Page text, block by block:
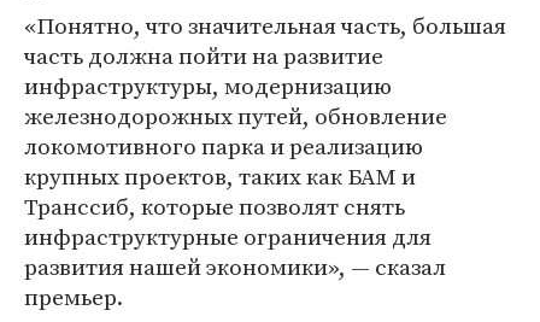
«Понятно, что значительная часть, большая
часть должна пойти на развитие
инфраструктуры, модернизацию
железнодорожных путей, обновление
локомотивного парка и реализацию
крупных проектов, таких как БАМ и
Транссиб, которые позволят снять
инфраструктурные ограничения для
развития нашей экономики», — сказал
премьер.